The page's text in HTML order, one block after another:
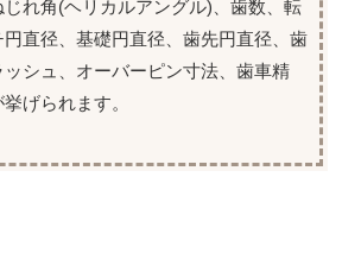
れ角(ヘリカルアングル)、歯数、転
直径、基礎円直径、歯先円直径、歯
シュ、オーバーピン寸法、歯車精
げられます。